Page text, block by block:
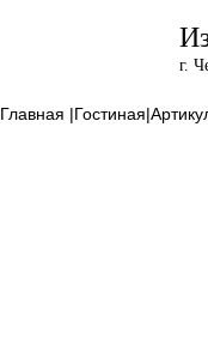
г.
Главная |Гостиная|